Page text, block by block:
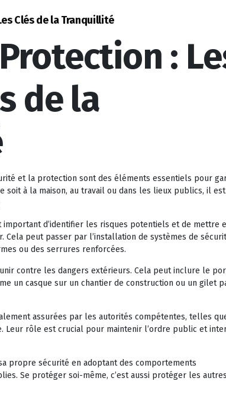
Clés de la Tranquillité
:
de la
et la protection sont des éléments essentiels pour
à la maison, au travail ou dans les lieux publics, il est
d’identifier les risques potentiels et de mettre
peut passer par l’installation de systèmes de
ou des serrures renforcées.
contre les dangers extérieurs. Cela peut inclure le
un casque sur un chantier de construction ou un gilet
assurées par les autorités compétentes, telles
Leur rôle est crucial pour maintenir l’ordre public et
propre sécurité en adoptant des comportements
Se protéger soi-même, c’est aussi protéger les